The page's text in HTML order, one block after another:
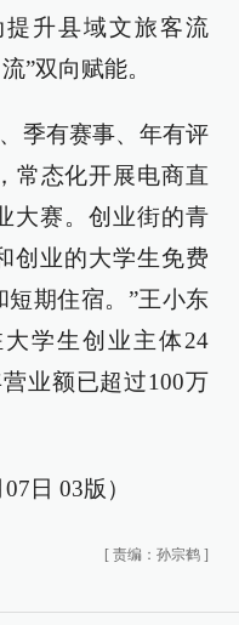
升县域文旅客流
”双向赋能。
季有赛事、年有评
常态化开展电商直
大赛。创业街的青
创业的大学生免费
期住宿。”王小东
学生创业主体24
业额已超过100万
日 03版）
[ 责编：孙宗鹤 ]